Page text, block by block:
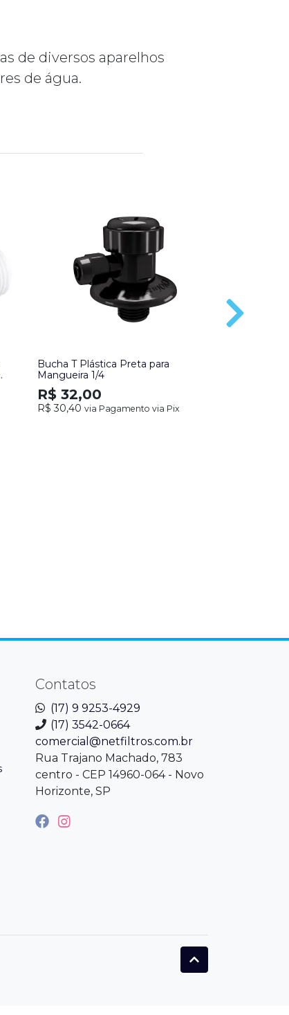
de diversos aparelhos
de água.
Bucha T Plástica Preta para
Mangueira 1/4
R$ 32,00
R$ 30,40 via Pagamento via Pix
Contatos
(17) 9 9253-4929
(17) 3542-0664
comercial@netfiltros.com.br
Rua Trajano Machado, 783
centro - CEP 14960-064 - Novo
Horizonte, SP